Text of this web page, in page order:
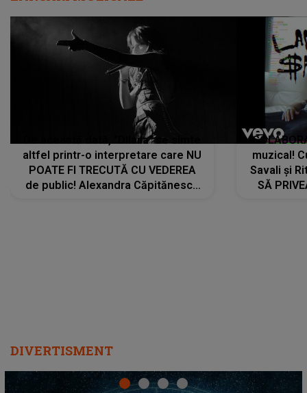
De această dată, "Dilaila" se simte
altfel printr-o interpretare care NU
POATE FI TRECUTĂ CU VEDEREA
de public! Alexandra Căpitănescu
muzical!
Savali și
SĂ
DIVERTISMENT